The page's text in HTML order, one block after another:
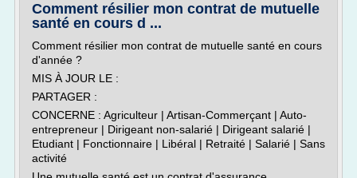
Comment résilier mon contrat de mutuelle
santé en cours d ...
Comment résilier mon contrat de mutuelle santé en cours
d'année ?
MIS À JOUR LE :
PARTAGER :
CONCERNE : Agriculteur | Artisan-Commerçant | Auto-
entrepreneur | Dirigeant non-salarié | Dirigeant salarié |
Etudiant | Fonctionnaire | Libéral | Retraité | Salarié | Sans
activité